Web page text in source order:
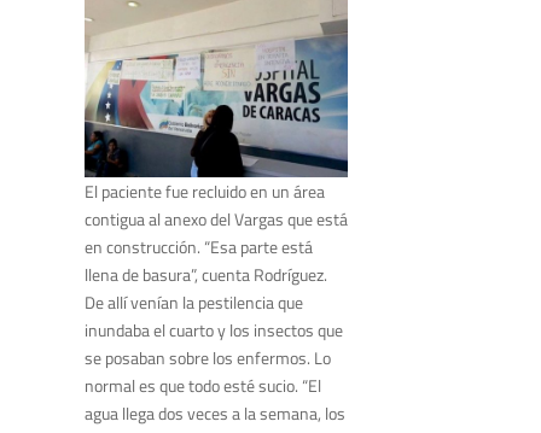
El paciente fue recluido en un área
contigua al anexo del Vargas que está
en construcción. “Esa parte está
llena de basura”, cuenta Rodríguez.
De allí venían la pestilencia que
inundaba el cuarto y los insectos que
se posaban sobre los enfermos. Lo
normal es que todo esté sucio. “El
agua llega dos veces a la semana, los